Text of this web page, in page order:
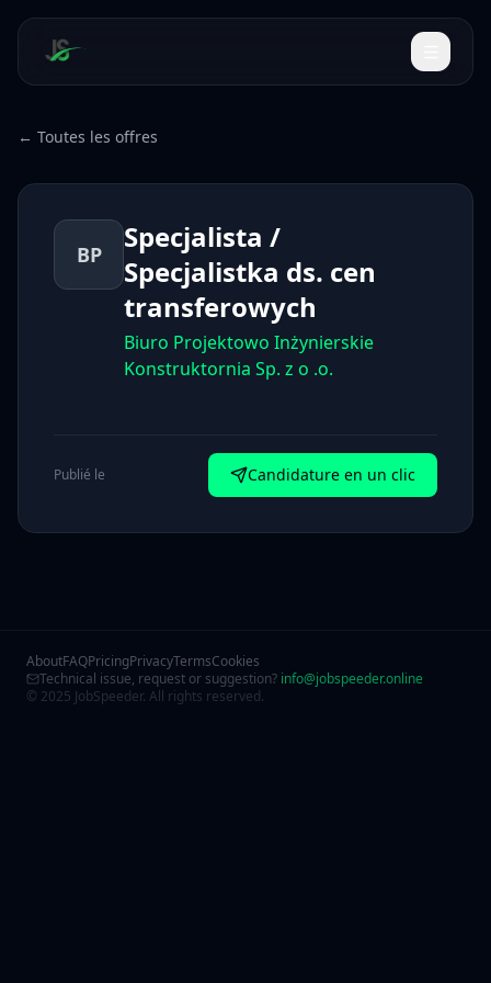
← Toutes les offres
BP
Specjalista /
Specjalistka ds. cen
transferowych
Biuro Projektowo Inżynierskie
Konstruktornia Sp. z o .o.
Publié le Candidature en un clic
AboutFAQPricingPrivacyTermsCookies
Technical issue, request or suggestion? info@jobspeeder.online
© 2025 JobSpeeder. All rights reserved.